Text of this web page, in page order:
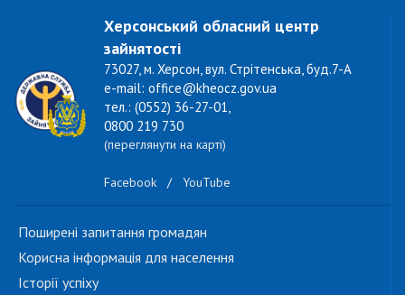
Херсонський обласний центр
зайнятості
73027, м. Херсон, вул. Стрітенська, буд.7-А
e-mail: office@kheocz.gov.ua
тел.: (0552) 36-27-01,
0800 219 730
(переглянути на карті)
Facebook / YouTube
Поширені запитання громадян
Корисна інформація для населення
Історії успіху